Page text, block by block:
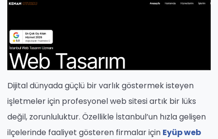
Dijital dünyada güçlü bir varlık göstermek isteyen
işletmeler için profesyonel web sitesi artık bir lüks
değil, zorunluluktur. Özellikle İstanbul’un hızla gelişen
ilçelerinde faaliyet gösteren firmalar için Eyüp web